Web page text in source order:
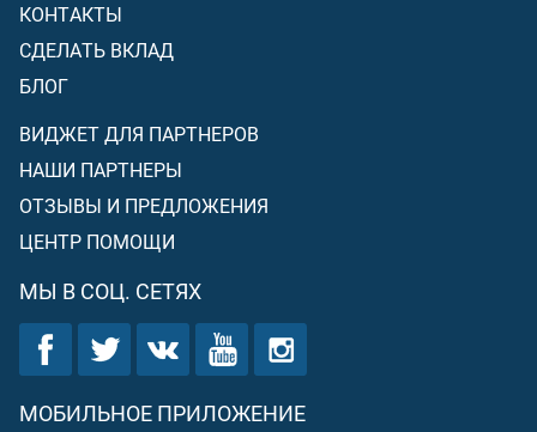
КОНТАКТЫ
СДЕЛАТЬ ВКЛАД
БЛОГ
ВИДЖЕТ ДЛЯ ПАРТНЕРОВ
НАШИ ПАРТНЕРЫ
ОТЗЫВЫ И ПРЕДЛОЖЕНИЯ
ЦЕНТР ПОМОЩИ
МЫ В СОЦ. СЕТЯХ
МОБИЛЬНОЕ ПРИЛОЖЕНИЕ